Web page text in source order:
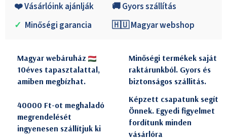
❤️ Vásárlóink ajánlják
🚚 Gyors szállítás
✓ Minőségi garancia 🇭🇺 Magyar webshop
Magyar webáruház
10éves tapasztalattal,
amiben megbízhat.
Minőségi termékek saját
raktárunkból. Gyors és
biztonságos szállitás.
40000 Ft-ot meghaladó
megrendelését
ingyenesen szállítjuk ki
Képzett csapatunk segít
Önnek. Egyedi figyelmet
fordítunk minden
vásárlóra